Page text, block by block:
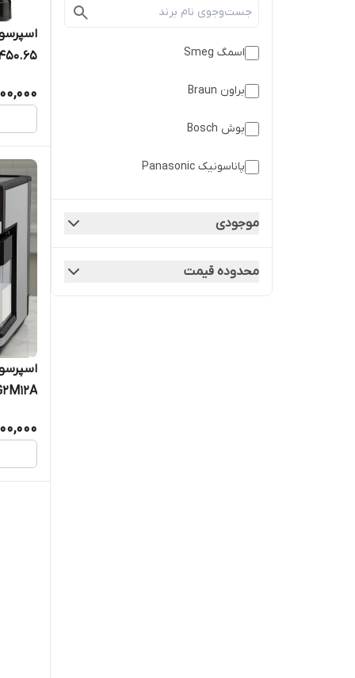
اسمگ Smeg
براون Braun
بوش Bosch
پاناسونیک Panasonic
دلونگی Delonghi
موجودی
محدوده قیمت